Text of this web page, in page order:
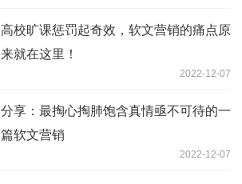
高校旷课惩罚起奇效，软文营销的痛点原
来就在这里！
2022-12-07
分享：最掏心掏肺饱含真情亟不可待的一
篇软文营销
2022-12-07